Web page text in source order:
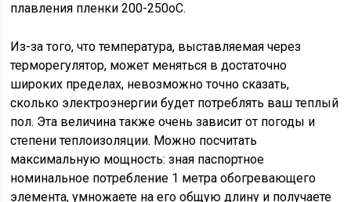
плавления пленки 200-250оС.
Из-за того, что температура, выставляемая через
терморегулятор, может меняться в достаточно
широких пределах, невозможно точно сказать,
сколько электроэнергии будет потреблять ваш теплый
пол. Эта величина также очень зависит от погоды и
степени теплоизоляции. Можно посчитать
максимальную мощность: зная паспортное
номинальное потребление 1 метра обогревающего
элемента, умножаете на его общую длину и получаете